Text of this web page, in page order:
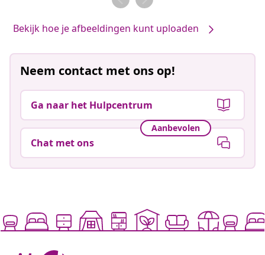
Bekijk hoe je afbeeldingen kunt uploaden
Neem contact met ons op!
Ga naar het Hulpcentrum
Aanbevolen
Chat met ons